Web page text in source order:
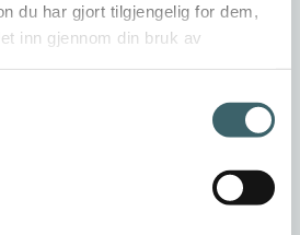
du har gjort tilgjengelig for dem,
inn gjennom din bruk av